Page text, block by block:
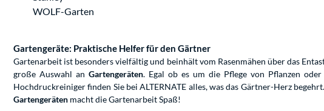
WOLF-Garten
Gartengeräte: Praktische Helfer für den Gärtner
Gartenarbeit ist besonders vielfältig und beinhält vom Rasenmähen über das
große Auswahl anGartengeräten. Egal ob es um die Pflege von Pflanzen
Hochdruckreiniger finden Sie bei ALTERNATE alles, was das Gärtner-Herz
Gartengeräten macht die Gartenarbeit Spaß!